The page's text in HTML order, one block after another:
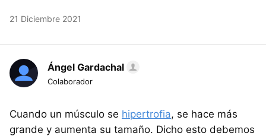
21 Diciembre 2021
Ángel Gardachal
Colaborador
Cuando un músculo se hipertrofia, se hace más
grande y aumenta su tamaño. Dicho esto debemos